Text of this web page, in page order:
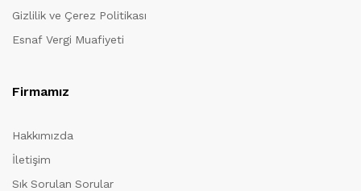
Gizlilik ve Çerez Politikası
Esnaf Vergi Muafiyeti
Firmamız
Hakkımızda
İletişim
Sık Sorulan Sorular